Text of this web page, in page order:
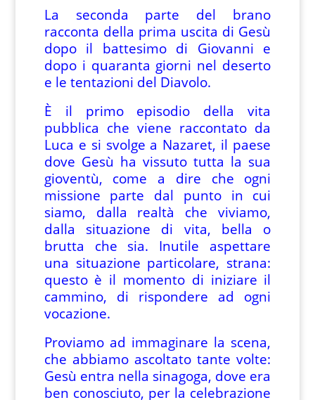
La seconda parte del brano
racconta della prima uscita di Gesù
dopo il battesimo di Giovanni e
dopo i quaranta giorni nel deserto
e le tentazioni del Diavolo.
È il primo episodio della vita
pubblica che viene raccontato da
Luca e si svolge a Nazaret, il paese
dove Gesù ha vissuto tutta la sua
gioventù, come a dire che ogni
missione parte dal punto in cui
siamo, dalla realtà che viviamo,
dalla situazione di vita, bella o
brutta che sia. Inutile aspettare
una situazione particolare, strana:
questo è il momento di iniziare il
cammino, di rispondere ad ogni
vocazione.
Proviamo ad immaginare la scena,
che abbiamo ascoltato tante volte:
Gesù entra nella sinagoga, dove era
ben conosciuto, per la celebrazione